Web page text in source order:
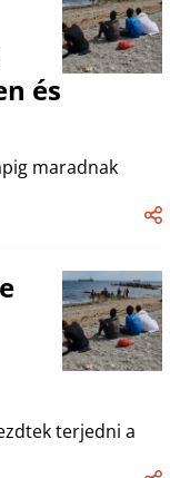
és
maradnak
terjedni a